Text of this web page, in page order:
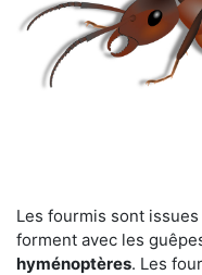
Les fourmis sont
forment avec les
hyménoptères. Les